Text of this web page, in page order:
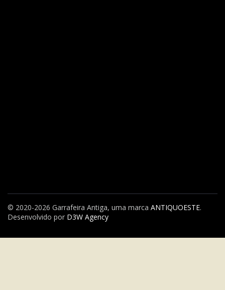
© 2020-2026 Garrafeira Antiga, uma marca ANTIQUOESTE.
Desenvolvido por D3W Agency